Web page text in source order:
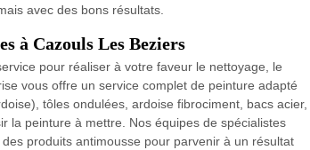
avec des bons résultats.
à Cazouls Les Beziers
pour réaliser à votre faveur le nettoyage, le
vous offre un service complet de peinture adapté
tôles ondulées, ardoise fibrociment, bacs acier,
la peinture à mettre. Nos équipes de spécialistes
produits antimousse pour parvenir à un résultat